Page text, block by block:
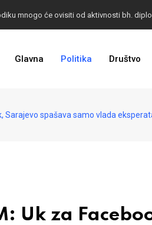
NEMA NAZAD: Rudari još u jami, isplata plaća prioritet
Glavna Politika Društvo
Sarajevo spašava samo vlada
Uk za